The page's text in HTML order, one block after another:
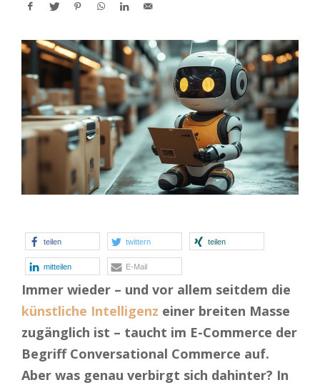
teilen twittern teilen
mitteilen E-Mail
Immer wieder – und vor allem seitdem die
künstliche Intelligenz einer breiten Masse
zugänglich ist – taucht im E-Commerce der
Begriff Conversational Commerce auf.
Aber was genau verbirgt sich dahinter? In